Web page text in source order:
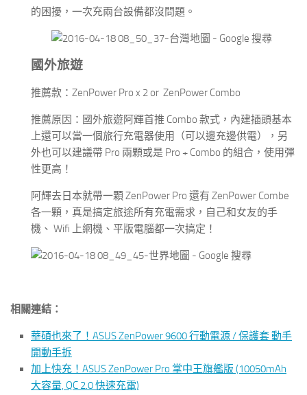
的困擾，一次充兩台設備都沒問題。
國外旅遊
推薦款：ZenPower Pro x 2 or ZenPower Combo
推薦原因：國外旅遊阿輝首推 Combo 款式，內建插頭基本
上還可以當一個旅行充電器使用（可以邊充邊供電），另
外也可以建議帶 Pro 兩顆或是 Pro + Combo 的組合，使用彈
性更高！
阿輝去日本就帶一顆 ZenPower Pro 還有 ZenPower Combe
各一顆，真是搞定旅途所有充電需求，自己和女友的手
機、 Wifi 上網機、平版電腦都一次搞定！
相關連結：
華碩也來了！ASUS ZenPower 9600 行動電源 / 保護套 動手
開動手拆
加上快充！ASUS ZenPower Pro 掌中王旗艦版 (10050mAh
大容量, QC 2.0 快速充電)